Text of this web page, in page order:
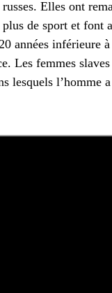
Elles ont
de sport et font
années
Les femmes
lesquels